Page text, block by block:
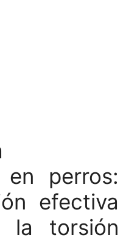
perros:
efectiva
la torsión